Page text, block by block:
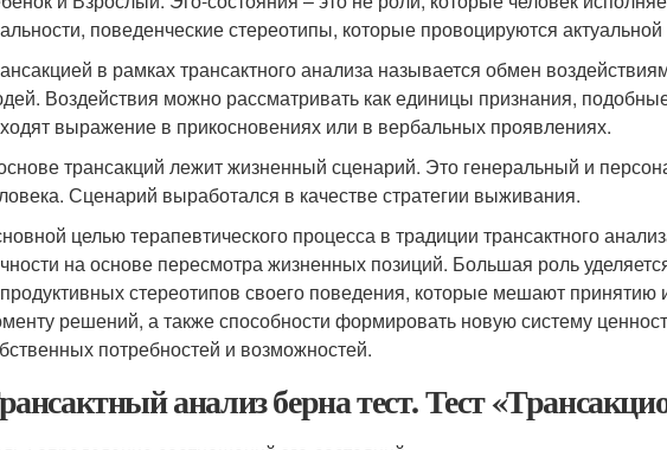
поведенческие стереотипы, которые провоцируются актуальной
в рамках трансактного анализа называется обмен
Воздействия можно рассматривать как единицы признания,
выражение в прикосновениях или в вербальных проявлениях.
трансакций лежит жизненный сценарий. Это генеральный и
Сценарий выработался в качестве стратегии выживания.
целью терапевтического процесса в традиции трансактного
на основе пересмотра жизненных позиций. Большая роль
стереотипов своего поведения, которые мешают
решений, а также способности формировать новую систему
потребностей и возможностей.
анализ берна тест. Тест